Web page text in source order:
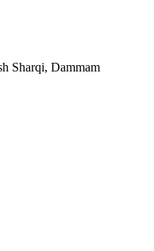
Sharqi, Dammam